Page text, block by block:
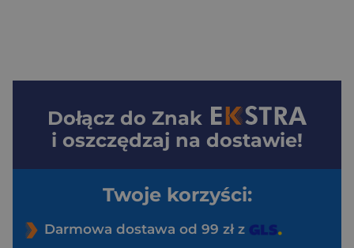
Dołącz do Znak
i oszczędzaj na dostawie!
Twoje korzyści:
Darmowa dostawa od 99 zł z